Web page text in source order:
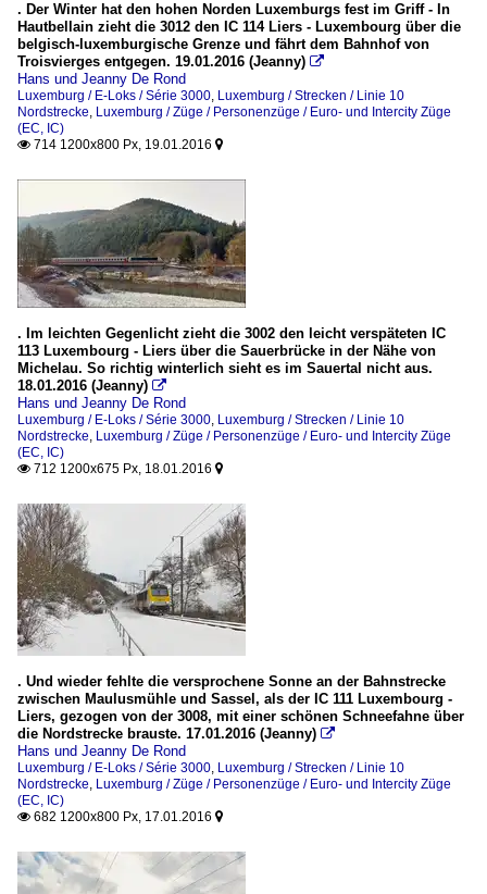
. Der Winter hat den hohen Norden Luxemburgs fest im Griff - In
Hautbellain zieht die 3012 den IC 114 Liers - Luxembourg über die
belgisch-luxemburgische Grenze und fährt dem Bahnhof von
Troisvierges entgegen. 19.01.2016 (Jeanny) 
Hans und Jeanny De Rond
Luxemburg / E-Loks / Série 3000, Luxemburg / Strecken / Linie 10
Nordstrecke, Luxemburg / Züge / Personenzüge / Euro- und Intercity Züge
(EC, IC)
 714 1200x800 Px, 19.01.2016 
. Im leichten Gegenlicht zieht die 3002 den leicht verspäteten IC
113 Luxembourg - Liers über die Sauerbrücke in der Nähe von
Michelau. So richtig winterlich sieht es im Sauertal nicht aus.
18.01.2016 (Jeanny) 
Hans und Jeanny De Rond
Luxemburg / E-Loks / Série 3000, Luxemburg / Strecken / Linie 10
Nordstrecke, Luxemburg / Züge / Personenzüge / Euro- und Intercity Züge
(EC, IC)
 712 1200x675 Px, 18.01.2016 
. Und wieder fehlte die versprochene Sonne an der Bahnstrecke
zwischen Maulusmühle und Sassel, als der IC 111 Luxembourg -
Liers, gezogen von der 3008, mit einer schönen Schneefahne über
die Nordstrecke brauste. 17.01.2016 (Jeanny) 
Hans und Jeanny De Rond
Luxemburg / E-Loks / Série 3000, Luxemburg / Strecken / Linie 10
Nordstrecke, Luxemburg / Züge / Personenzüge / Euro- und Intercity Züge
(EC, IC)
 682 1200x800 Px, 17.01.2016 